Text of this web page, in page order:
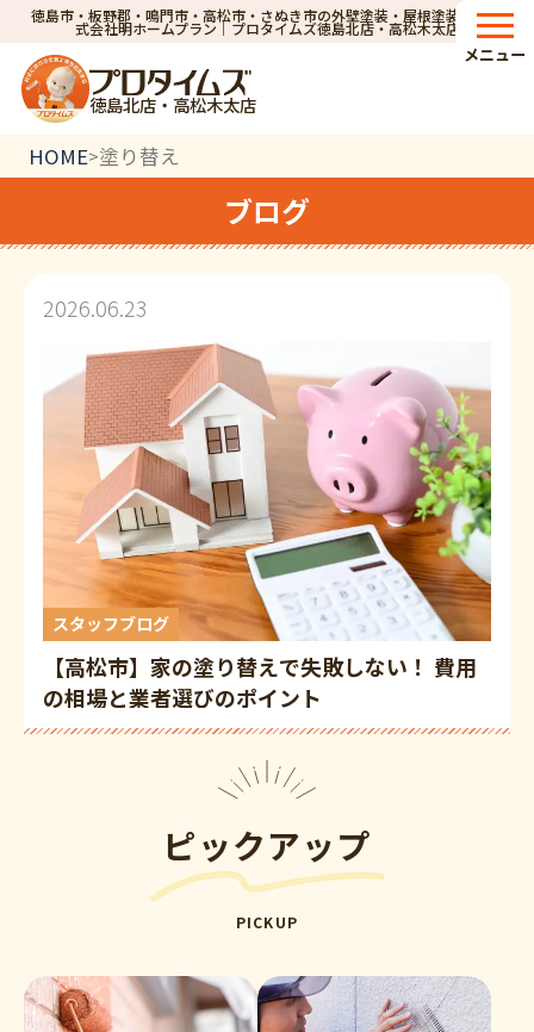
徳島市・板野郡・鳴門市・高松市・さぬき市の外壁塗装・屋根塗装なら株
式会社明ホームプラン｜プロタイムズ徳島北店・高松木太店
徳島北店・高松木太店
メニュー
HOME>塗り替え
ブログ
2026.06.23
スタッフブログ
【高松市】家の塗り替えで失敗しない！ 費用
の相場と業者選びのポイント
ピックアップ
PICKUP